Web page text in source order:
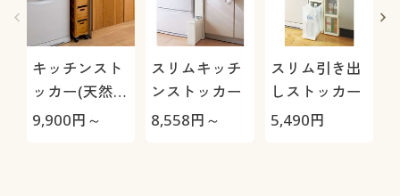
キッチンスト
ッカー(天然
木・タイル付
9,900円～
スリムキッチ
ンストッカー
8,558円～
スリム引き出
しストッカー
5,490円